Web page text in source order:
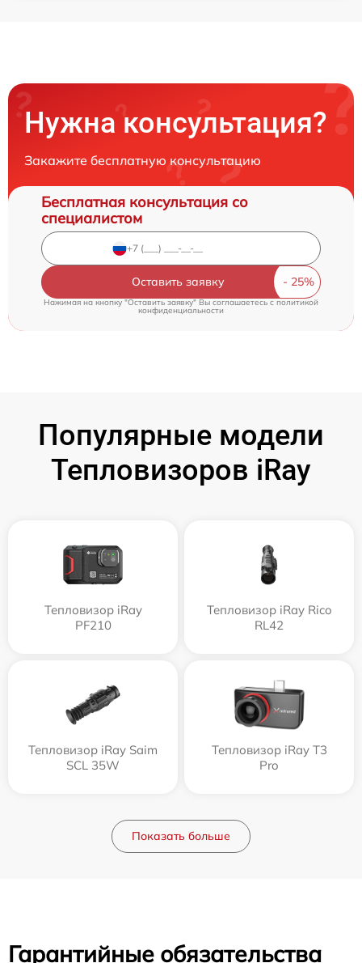
Нужна консультация?
Закажите бесплатную консультацию
Бесплатная консультация со
специалистом
Оставить заявку
Нажимая на кнопку "Оставить заявку" Вы соглашаетесь cполитикой
конфиденциальности
Популярные модели
Тепловизоров iRay
Тепловизор iRay
PF210
Тепловизор iRay Rico
RL42
Тепловизор iRay Saim
SCL 35W
Тепловизор iRay T3
Pro
Показать больше
Гарантийные обязательства